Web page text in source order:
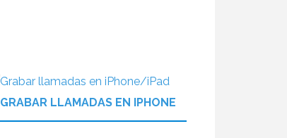
GRABAR LLAMADAS EN IPHONE